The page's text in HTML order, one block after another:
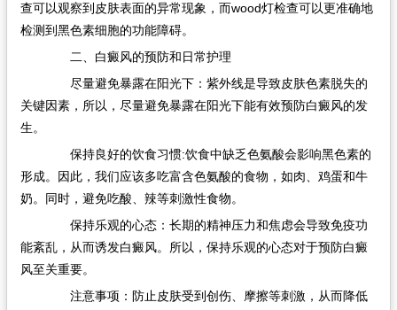
查可以观察到皮肤表面的异常现象，而wood灯检查可以更准确地
检测到黑色素细胞的功能障碍。
二、白癜风的预防和日常护理
尽量避免暴露在阳光下：紫外线是导致皮肤色素脱失的
关键因素，所以，尽量避免暴露在阳光下能有效预防白癜风的发
生。
保持良好的饮食习惯:饮食中缺乏色氨酸会影响黑色素的
形成。因此，我们应该多吃富含色氨酸的食物，如肉、鸡蛋和牛
奶。同时，避免吃酸、辣等刺激性食物。
保持乐观的心态：长期的精神压力和焦虑会导致免疫功
能紊乱，从而诱发白癜风。所以，保持乐观的心态对于预防白癜
风至关重要。
注意事项：防止皮肤受到创伤、摩擦等刺激，从而降低